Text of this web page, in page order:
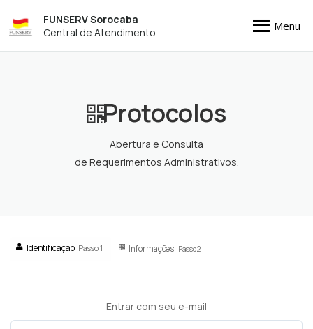
FUNSERV Sorocaba
Central de Atendimento
Menu
Protocolos
Abertura e Consulta
de Requerimentos Administrativos.
Identificação Passo 1 Informações Passo 2
Entrar com seu e-mail